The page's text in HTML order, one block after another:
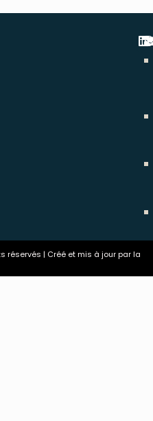
réservés | Créé et mis à jour par la